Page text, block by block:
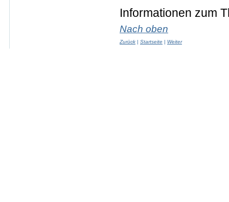
Informationen zum
Nach oben
Zurück | Startseite | Weiter